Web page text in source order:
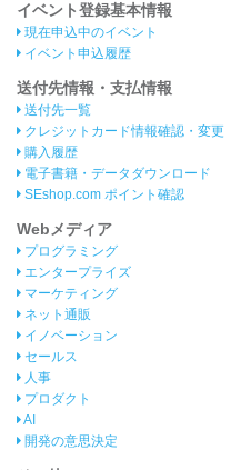
イベント登録基本情報
現在申込中のイベント
イベント申込履歴
送付先情報・支払情報
送付先一覧
クレジットカード情報確認・変更
購入履歴
電子書籍・データダウンロード
SEshop.com ポイント確認
Webメディア
プログラミング
エンタープライズ
マーケティング
ネット通販
イノベーション
セールス
人事
プロダクト
AI
開発の意思決定